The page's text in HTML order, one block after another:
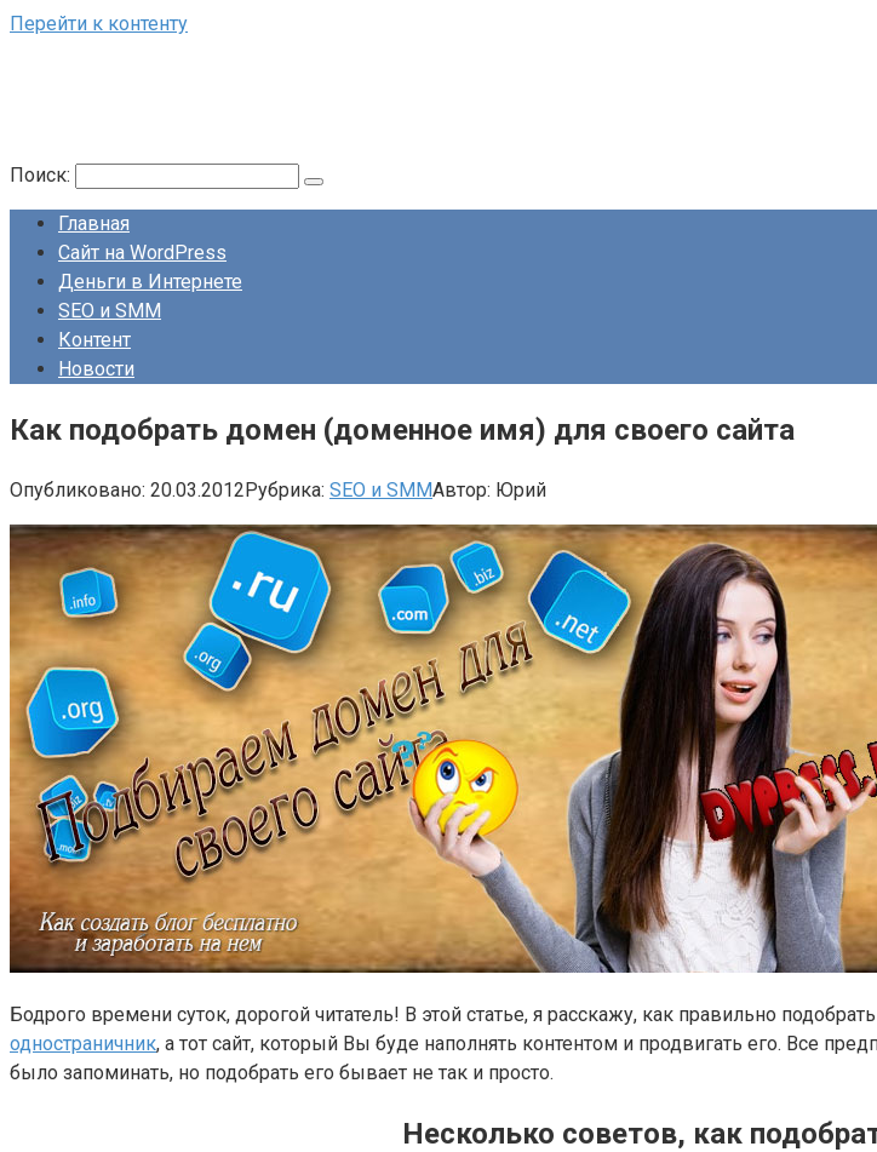
Перейти к контенту
Поиск:
Главная
Сайт на WordPress
Деньги в Интернете
SEO и SMM
Контент
Новости
Как подобрать домен (доменное имя) для своего сайта
Опубликовано: 20.03.2012Рубрика: SEO и SMMАвтор: Юрий
Бодрого времени суток, дорогой читатель! В этой статье, я расскажу, как правильно подобрать
одностраничник, а тот сайт, который Вы буде наполнять контентом и продвигать его. Все
было запоминать, но подобрать его бывает не так и просто.
Несколько советов, как